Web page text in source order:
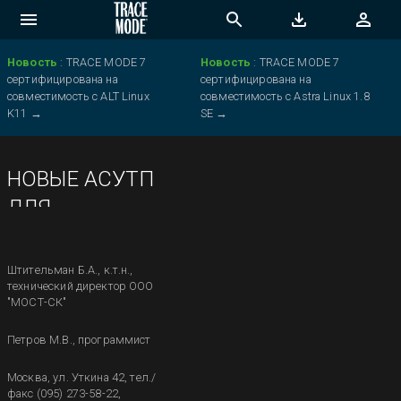
Новость : TRACE MODE 7
сертифицирована на
совместимость с ALT Linux
K11 →
Новость : TRACE MODE 7
сертифицирована на
совместимость с Astra Linux 1.8
SE →
НОВЫЕ АСУТП
ДЛЯ
ПРОМЫШЛЕННОСТИ.
Штительман
Технический
директор, ООО
Штительман Б.А., к.т.н.,
технический директор ООО
"МОСТ-СК"
Петров М.В., программист
Москва, ул. Уткина 42, тел./
факс (095) 273-58-22,